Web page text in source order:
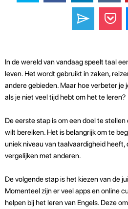
In de wereld van vandaag speelt taal
leven. Het wordt gebruikt in zaken,
andere gebieden. Maar hoe verbeter je
als je niet veel tijd hebt om het te leren?
De eerste stap is om een doel te
wilt bereiken. Het is belangrijk om te
uniek niveau van taalvaardigheid
vergelijken met anderen.
De volgende stap is het kiezen van de
Momenteel zijn er veel apps en online
helpen bij het leren van Engels. Deze